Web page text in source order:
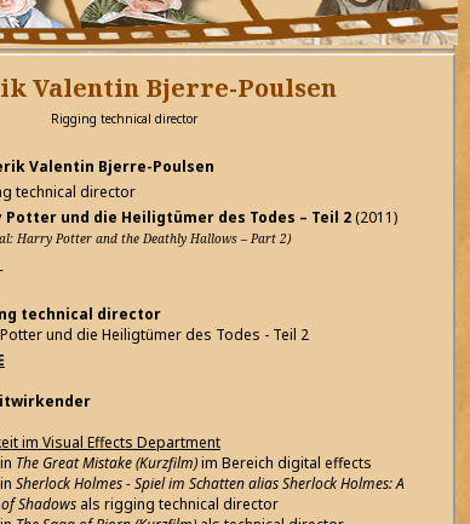
Valentin Bjerre-Poulsen
Rigging technical director
Valentin Bjerre-Poulsen
technical director
Potter und die Heiligtümer des Todes – Teil 2(2011)
Harry Potter and the Deathly Hallows – Part 2)
technical director
und die Heiligtümer des Todes - Teil 2
im Visual Effects Department
The Great Mistake (Kurzfilm)im Bereich digital effects
Sherlock Holmes - Spiel im Schatten alias Sherlock Holmes: A
Shadows als rigging technical director